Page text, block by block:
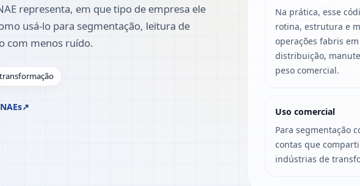
representa, em que tipo de empresa ele
usá-lo para segmentação, leitura de
com menos ruído.
↗
Na prática, esse
rotina, estrutura e
operações fabris
distribuição,
peso comercial.
Uso comercial
Para segmentação
contas que
indústrias de